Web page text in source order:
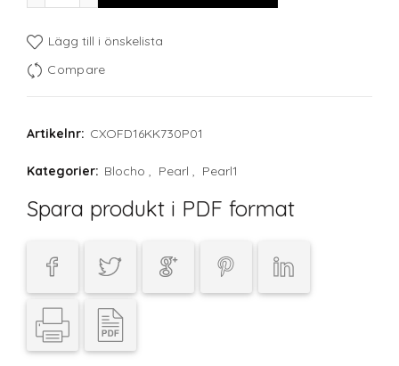
Lägg till i önskelista
Compare
Artikelnr: CXOFD16KK730P01
Kategorier: Blocho , Pearl , Pearl1
Spara produkt i PDF format